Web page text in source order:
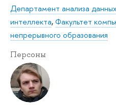
Департамент анализа
интеллекта,Факультет
непрерывного образования
Персоны